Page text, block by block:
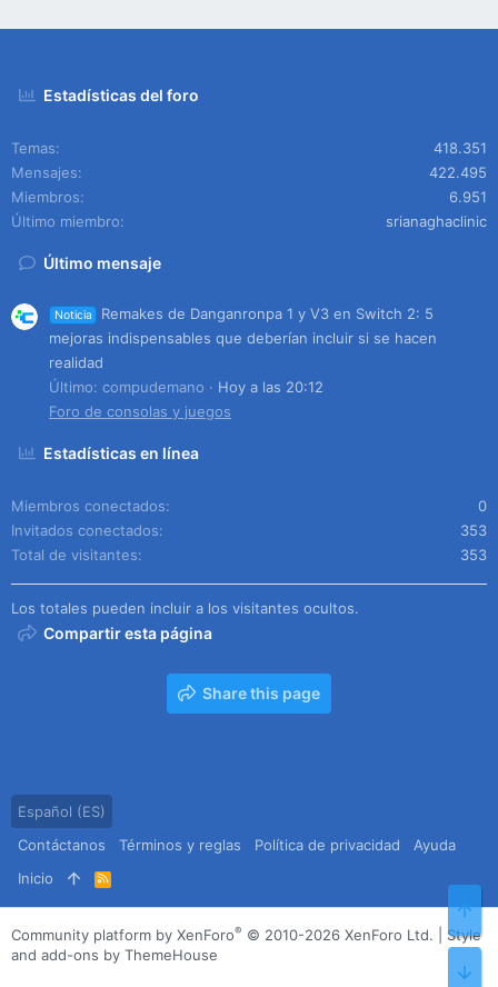
Estadísticas del foro
Temas
418.351
Mensajes
422.495
Miembros
6.951
Último miembro
srianaghaclinic
Último mensaje
Noticia
Remakes de Danganronpa 1 y V3 en Switch 2: 5
mejoras indispensables que deberían incluir si se hacen
realidad
Último: compudemano
Hoy a las 20:12
Foro de consolas y juegos
Estadísticas en línea
Miembros conectados
0
Invitados conectados
353
Total de visitantes
353
Los totales pueden incluir a los visitantes ocultos.
Compartir esta página
Share this page
Español (ES)
Contáctanos
Términos y reglas Política de privacidad
Ayuda
Inicio
R
S
S
Community platform by XenForo® © 2010-2026 XenForo Ltd.
Style
and add-ons by ThemeHouse